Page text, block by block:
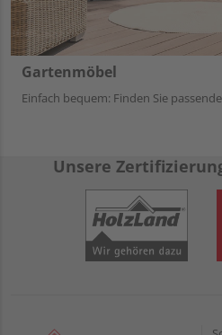
Gartenmöbel
Einfach bequem: Finden Sie
Unsere